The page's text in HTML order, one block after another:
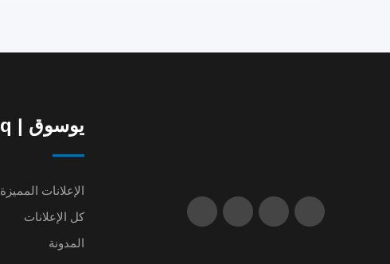
يوسوق | Usooq
الإعلانات المميزة
كل الإعلانات
المدونة